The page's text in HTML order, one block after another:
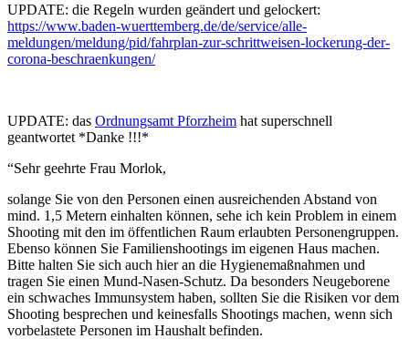
UPDATE: die Regeln wurden geändert und gelockert:
https://www.baden-wuerttemberg.de/de/service/alle-
meldungen/meldung/pid/fahrplan-zur-schrittweisen-lockerung-der-
corona-beschraenkungen/
UPDATE: das Ordnungsamt Pforzheim hat superschnell
geantwortet *Danke !!!*
“Sehr geehrte Frau Morlok,
solange Sie von den Personen einen ausreichenden Abstand von
mind. 1,5 Metern einhalten können, sehe ich kein Problem in einem
Shooting mit den im öffentlichen Raum erlaubten Personengruppen.
Ebenso können Sie Familienshootings im eigenen Haus machen.
Bitte halten Sie sich auch hier an die Hygienemaßnahmen und
tragen Sie einen Mund-Nasen-Schutz. Da besonders Neugeborene
ein schwaches Immunsystem haben, sollten Sie die Risiken vor dem
Shooting besprechen und keinesfalls Shootings machen, wenn sich
vorbelastete Personen im Haushalt befinden.